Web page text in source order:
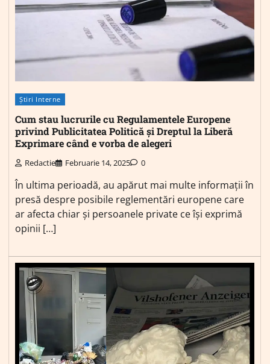
Știri Interne
Cum stau lucrurile cu Regulamentele Europene
privind Publicitatea Politică și Dreptul la Liberă
Exprimare când e vorba de alegeri
Redactie Februarie 14, 2025 0
În ultima perioadă, au apărut mai multe informații în
presă despre posibile reglementări europene care
ar afecta chiar și persoanele private ce își exprimă
opinii […]